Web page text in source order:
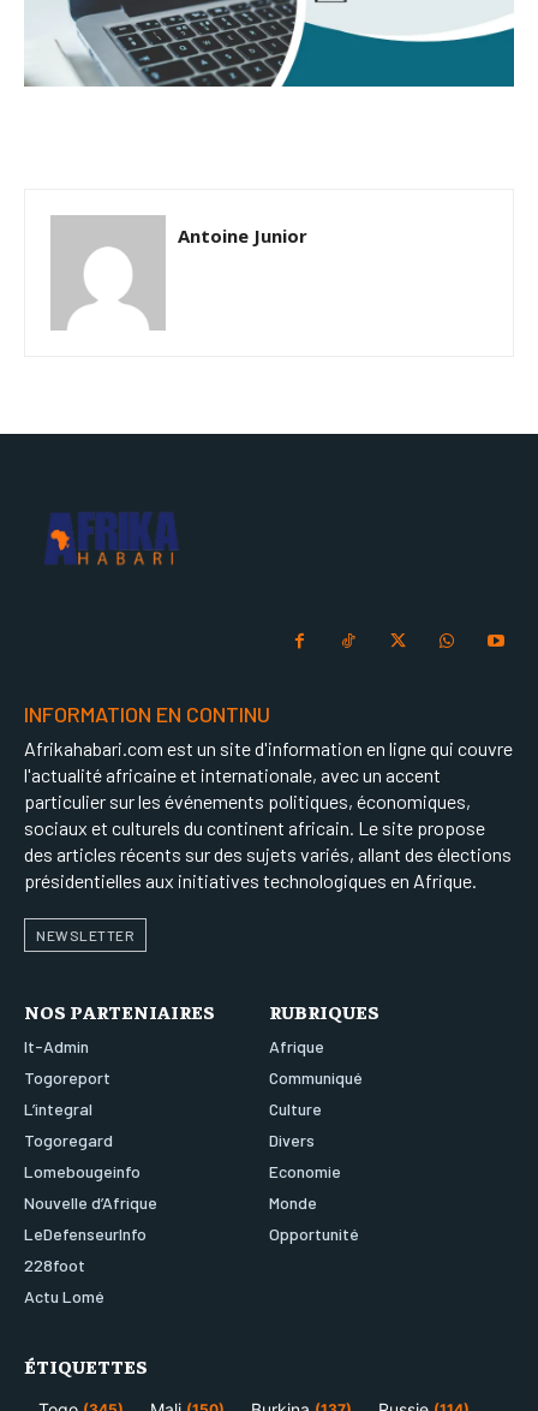
Antoine Junior
INFORMATION EN CONTINU
Afrikahabari.com est un site d'information en ligne qui couvre
l'actualité africaine et internationale, avec un accent
particulier sur les événements politiques, économiques,
sociaux et culturels du continent africain. Le site propose
des articles récents sur des sujets variés, allant des élections
présidentielles aux initiatives technologiques en Afrique.
NEWSLETTER
NOS PARTENIAIRES
It-Admin
Togoreport
L’integral
Togoregard
Lomebougeinfo
Nouvelle d’Afrique
LeDefenseurInfo
228foot
Actu Lomé
RUBRIQUES
Afrique
Communiqué
Culture
Divers
Economie
Monde
Opportunité
ÉTIQUETTES